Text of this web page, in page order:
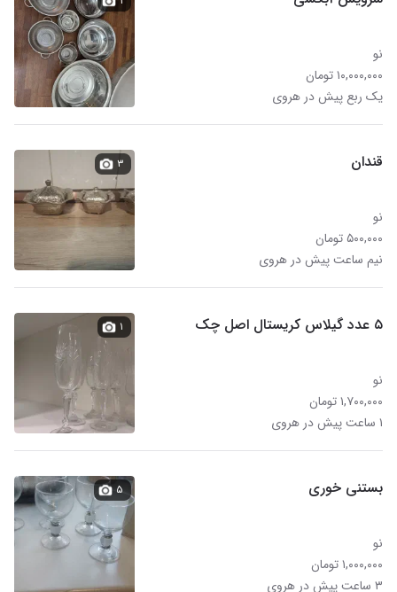
نو
۱۰,۰۰۰,۰۰۰ تومان
یک ربع پیش در هروی
قندان
نو
۵۰۰,۰۰۰ تومان
نیم ساعت پیش در هروی
۳
۵ عدد گیلاس کریستال اصل چک
نو
۱,۷۰۰,۰۰۰ تومان
۱ ساعت پیش در هروی
۱
بستنی خوری
نو
۱,۰۰۰,۰۰۰ تومان
۳ ساعت پیش در هروی
۵